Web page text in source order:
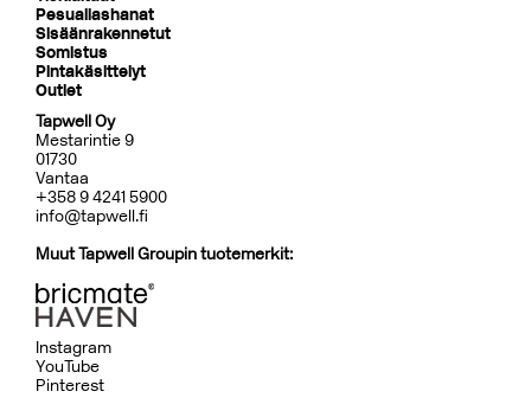
Pesuallashanat
Sisäänrakennetut
Somistus
Pintakäsittelyt
Outlet
Tapwell Oy
Mestarintie 9
01730
Vantaa
+358 9 4241 5900
info@tapwell.fi
Muut Tapwell Groupin tuotemerkit:
Instagram
YouTube
Pinterest